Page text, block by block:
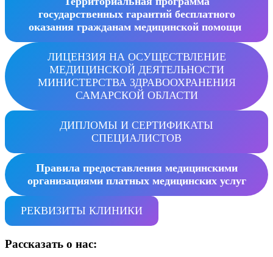
государственных гарантий бесплатного
оказания гражданам медицинской помощи
ЛИЦЕНЗИЯ НА ОСУЩЕСТВЛЕНИЕ
МЕДИЦИНСКОЙ ДЕЯТЕЛЬНОСТИ
МИНИСТЕРСТВА ЗДРАВООХРАНЕНИЯ
САМАРСКОЙ ОБЛАСТИ
ДИПЛОМЫ И СЕРТИФИКАТЫ
СПЕЦИАЛИСТОВ
Правила предоставления медицинскими
организациями платных медицинских услуг
РЕКВИЗИТЫ КЛИНИКИ
Рассказать о нас: